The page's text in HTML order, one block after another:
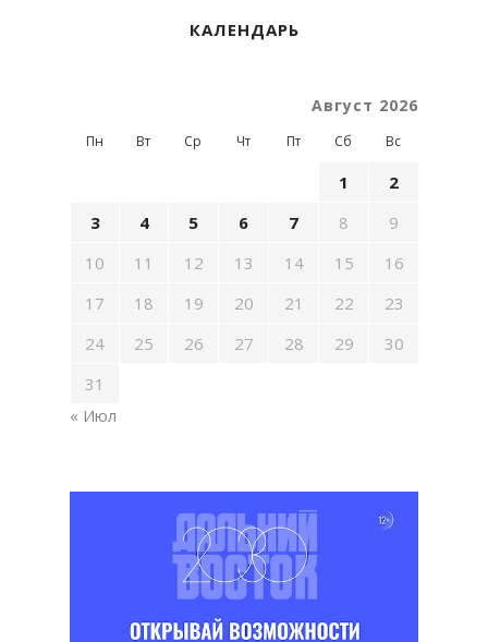
КАЛЕНДАРЬ
Август 2026
Пн Вт Ср Чт Пт Сб Вс
1
2
3
4 5 6 7 8
9
10
11 12 13 14 15
16
17
18 19 20 21 22
23
24
25 26 27 28 29
30
31
« Июл